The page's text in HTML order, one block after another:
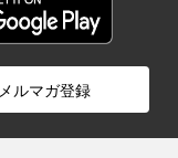
メルマガ登録